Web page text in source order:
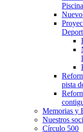
pista
Memorias y
Nuestros
Círculo 500